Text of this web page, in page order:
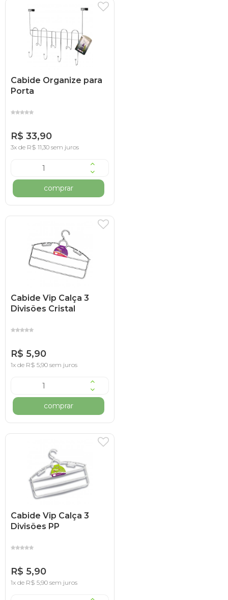
Cabide Organize para
Porta
R$ 33,90
3x de R$ 11,30 sem juros
comprar
Cabide Vip Calça 3
Divisões Cristal
R$ 5,90
1x de R$ 5,90 sem juros
comprar
Cabide Vip Calça 3
Divisões PP
R$ 5,90
1x de R$ 5,90 sem juros